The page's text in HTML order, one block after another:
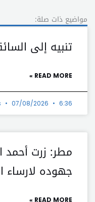
مواضيع ذات صلة:
تنبيه إلى
READ MORE »
07/08/2026 6:36 م
مطر: زرت أحمد
جهوده لارساء
READ MORE »